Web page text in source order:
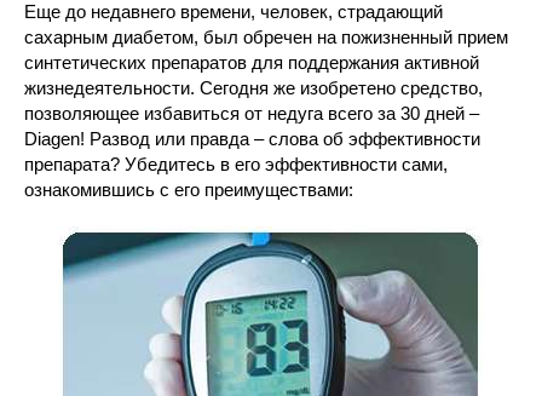
Еще до недавнего времени, человек, страдающий
сахарным диабетом, был обречен на пожизненный прием
синтетических препаратов для поддержания активной
жизнедеятельности. Сегодня же изобретено средство,
позволяющее избавиться от недуга всего за 30 дней –
Diagen! Развод или правда – слова об эффективности
препарата? Убедитесь в его эффективности сами,
ознакомившись с его преимуществами: